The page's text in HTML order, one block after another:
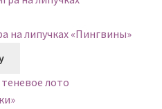
на липучках «Пингвины»